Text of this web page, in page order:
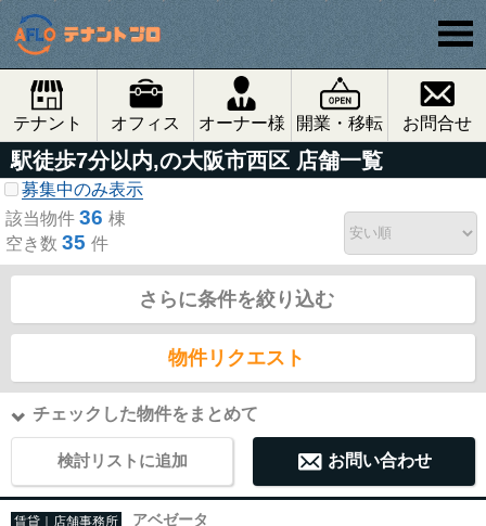
テナント オフィス オーナー様 開業・移転 お問合せ
駅徒歩7分以内,の大阪市西区 店舗一覧
募集中のみ表示
該当物件 36 棟
空き数 35 件
さらに条件を絞り込む
物件リクエスト
チェックした物件をまとめて
検討リストに追加 お問い合わせ
賃貸｜店舗事務所 アベゼータ